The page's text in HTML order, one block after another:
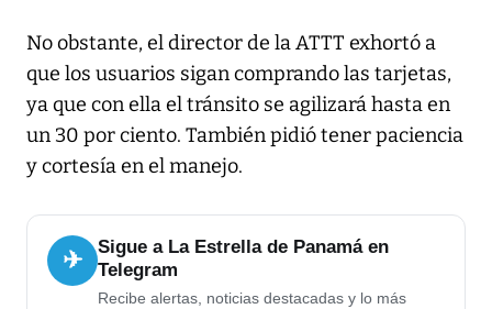
No obstante, el director de la ATTT exhortó a
que los usuarios sigan comprando las tarjetas,
ya que con ella el tránsito se agilizará hasta en
un 30 por ciento. También pidió tener paciencia
y cortesía en el manejo.
✈
Sigue a La Estrella de Panamá en
Telegram
Recibe alertas, noticias destacadas y lo más